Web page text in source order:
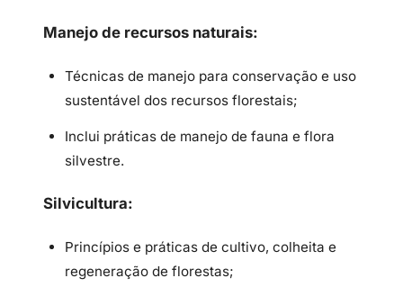
Manejo de recursos naturais:
Técnicas de manejo para conservação e uso
sustentável dos recursos florestais;
Inclui práticas de manejo de fauna e flora
silvestre.
Silvicultura:
Princípios e práticas de cultivo, colheita e
regeneração de florestas;